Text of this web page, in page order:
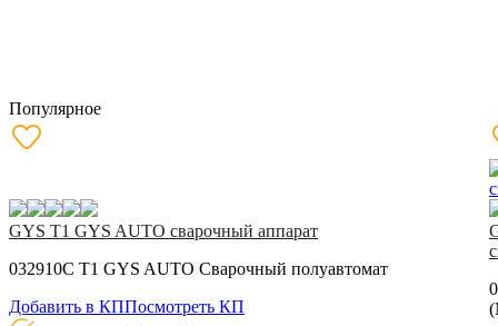
Популярное
GYS T1 GYS AUTO сварочный аппарат
032910C T1 GYS AUTO Сварочный полуавтомат
Добавить в КППосмотреть КП